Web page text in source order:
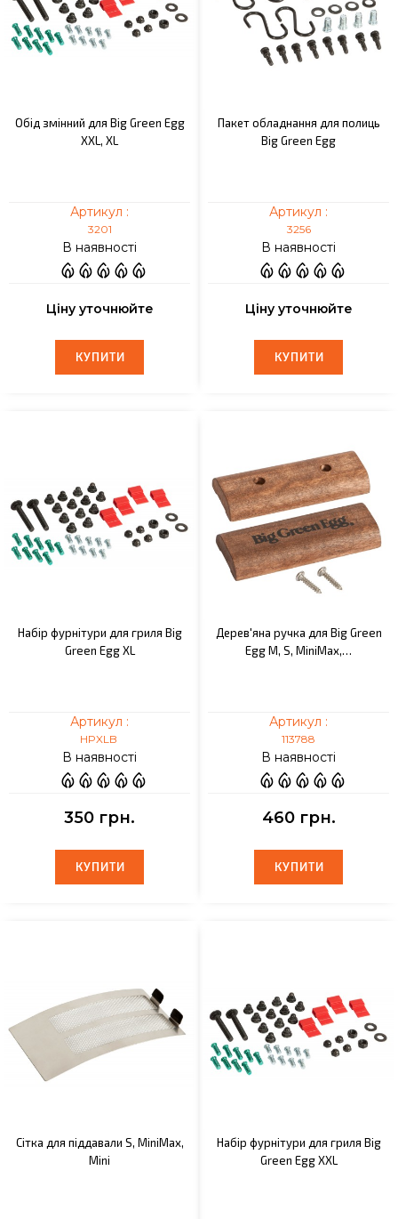
Обід змінний для Big Green Egg
XXL, XL
Артикул :
3201
В наявності
Ціну уточнюйте
КУПИТИ
КУПИТИ
Пакет обладнання для полиць
Big Green Egg
Артикул :
3256
В наявності
Ціну уточнюйте
КУПИТИ
КУПИТИ
Набір фурнітури для гриля Big
Green Egg XL
Артикул :
HPXLB
В наявності
350 грн.
КУПИТИ
КУПИТИ
Дерев'яна ручка для Big Green
Egg M, S, MiniMax,…
Артикул :
113788
В наявності
460 грн.
КУПИТИ
КУПИТИ
Сітка для піддавали S, MiniMax,
Mini
Набір фурнітури для гриля Big
Green Egg XXL